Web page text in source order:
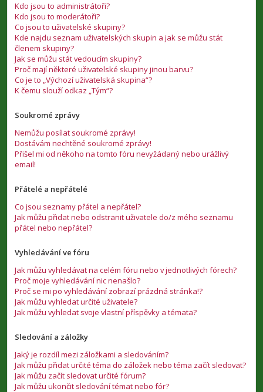
Kdo jsou to administrátoři?
Kdo jsou to moderátoři?
Co jsou to uživatelské skupiny?
Kde najdu seznam uživatelských skupin a jak se můžu stát
členem skupiny?
Jak se můžu stát vedoucím skupiny?
Proč mají některé uživatelské skupiny jinou barvu?
Co je to „Výchozí uživatelská skupina“?
K čemu slouží odkaz „Tým“?
Soukromé zprávy
Nemůžu posílat soukromé zprávy!
Dostávám nechtěné soukromé zprávy!
Přišel mi od někoho na tomto fóru nevyžádaný nebo urážlivý
email!
Přátelé a nepřátelé
Co jsou seznamy přátel a nepřátel?
Jak můžu přidat nebo odstranit uživatele do/z mého seznamu
přátel nebo nepřátel?
Vyhledávání ve fóru
Jak můžu vyhledávat na celém fóru nebo v jednotlivých fórech?
Proč moje vyhledávání nic nenašlo?
Proč se mi po vyhledávání zobrazí prázdná stránka!?
Jak můžu vyhledat určité uživatele?
Jak můžu vyhledat svoje vlastní příspěvky a témata?
Sledování a záložky
Jaký je rozdíl mezi záložkami a sledováním?
Jak můžu přidat určité téma do záložek nebo téma začít sledovat?
Jak můžu začít sledovat určité fórum?
Jak můžu ukončit sledování témat nebo fór?